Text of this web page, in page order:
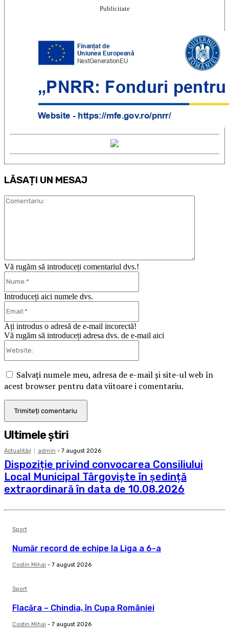
Publicitate
LĂSAȚI UN MESAJ
Vă rugăm să introduceți comentariul dvs.!
Introduceți aici numele dvs.
Ați introdus o adresă de e-mail incorectă!
Vă rugăm să introduceți adresa dvs. de e-mail aici
Salvați numele meu, adresa de e-mail și site-ul web în
acest browser pentru data viitoare i comentariu.
Ultimele ştiri
Actualităţi admin - 7 august 2026
Dispoziție privind convocarea Consiliului
Local Municipal Târgoviște în ședință
extraordinară în data de 10.08.2026
Sport
Număr record de echipe la Liga a 6-a
Costin Mihai - 7 august 2026
Sport
Flacăra – Chindia, în Cupa României
Costin Mihai - 7 august 2026